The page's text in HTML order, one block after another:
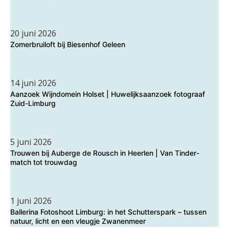
20 juni 2026
Zomerbruiloft bij Biesenhof Geleen
14 juni 2026
Aanzoek Wijndomein Holset | Huwelijksaanzoek fotograaf
Zuid-Limburg
5 juni 2026
Trouwen bij Auberge de Rousch in Heerlen | Van Tinder-
match tot trouwdag
1 juni 2026
Ballerina Fotoshoot Limburg: in het Schutterspark – tussen
natuur, licht en een vleugje Zwanenmeer